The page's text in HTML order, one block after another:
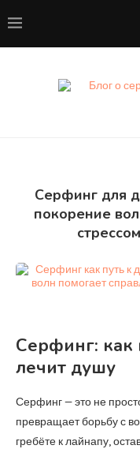
Серфинг для
покорение
Серфинг: как
лечит душу
Серфинг — это не
превращает борьбу с
гребёте к лайнапу,